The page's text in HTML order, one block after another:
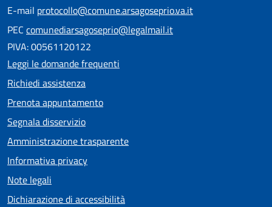
E-mail protocollo@comune.arsagoseprio.va.it
PEC comunediarsagoseprio@legalmail.it
PIVA: 00561120122
Leggi le domande frequenti
Richiedi assistenza
Prenota appuntamento
Segnala disservizio
Amministrazione trasparente
Informativa privacy
Note legali
Dichiarazione di accessibilità